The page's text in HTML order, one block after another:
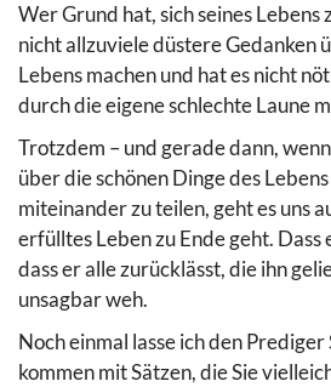
Wer Grund hat, sich seines Lebens
nicht allzuviele düstere Gedanken
Lebens machen und hat es nicht
durch die eigene schlechte Laune
Trotzdem – und gerade dann,
über die schönen Dinge des
miteinander zu teilen, geht es uns
erfülltes Leben zu Ende geht. Dass
dass er alle zurücklässt, die ihn
unsagbar weh.
Noch einmal lasse ich den
kommen mit Sätzen, die Sie